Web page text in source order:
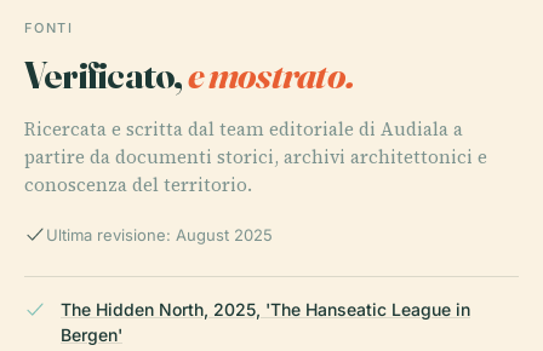
FONTI
Verificato,e mostrato.
Ricercata e scritta dal team editoriale di Audiala a
partire da documenti storici, archivi architettonici e
conoscenza del territorio.
Ultima revisione: August 2025
The Hidden North, 2025, 'The Hanseatic League in
Bergen'